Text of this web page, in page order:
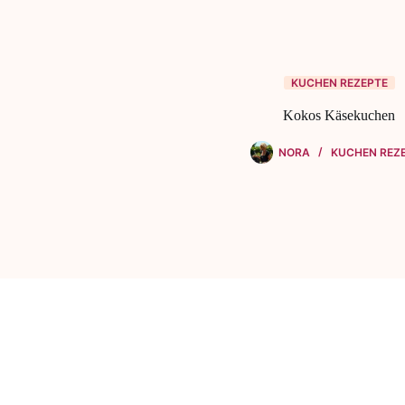
KUCHEN REZEPTE
Kokos Käsekuchen
NORA KUCHEN